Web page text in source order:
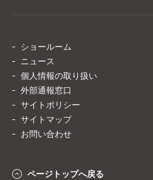
ショールーム
ニュース
個人情報の取り扱い
外部通報窓口
サイトポリシー
サイトマップ
お問い合わせ
ページトップへ戻る